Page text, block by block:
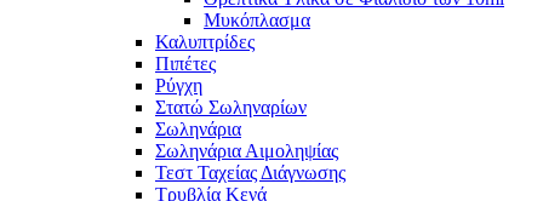
Μυκόπλασμα
Καλυπτρίδες
Πιπέτες
Ρύγχη
Στατώ Σωληναρίων
Σωληνάρια
Σωληνάρια Αιμοληψίας
Τεστ Ταχείας Διάγνωσης
Τρυβλία Κενά